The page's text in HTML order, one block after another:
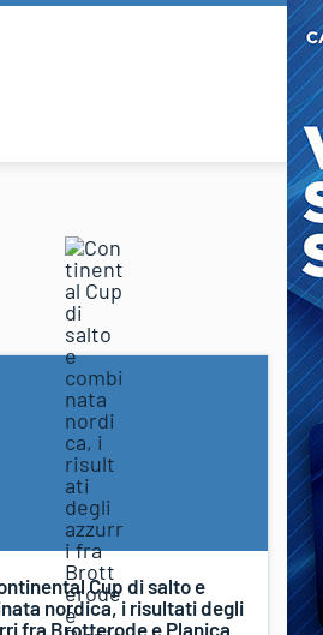
Cup di salto e
nordica, i risultati degli
fra Brotterode e Planica